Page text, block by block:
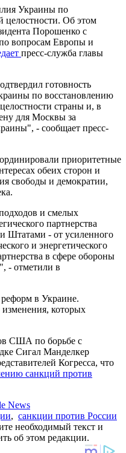
Украины по
целостности. Об этом
Порошенко с
вопросам Европы и
пресс-служба главы
готовность
по восстановлению
страны и, в
для Москвы за
- сообщает пресс-
приоритетные
обеих сторон и
свободы и демократии,
и смелых
партнерства
Штатами - от усиленного
и энергетического
в сфере обороны
- отметили в
в Украине.
которых
США по борьбе с
Сигал Манделкер
Когресса, что
санкций против
News
, санкции против России
необходимый текст и
об этом редакции.